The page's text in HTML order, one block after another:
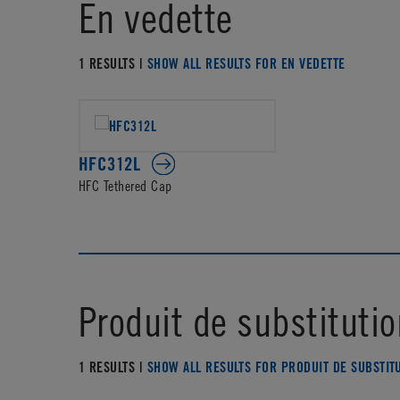
En vedette
1 RESULTS | SHOW ALL RESULTS FOR EN VEDETTE
HFC312L
HFC Tethered Cap
Produit de
1 RESULTS | SHOW ALL RESULTS FOR PRODUIT DE